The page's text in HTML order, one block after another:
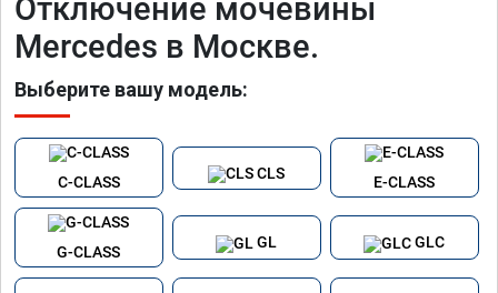
Отключение мочевины
Mercedes в Москве.
Выберите вашу модель:
C-CLASS
CLS
E-CLASS
G-CLASS
GL GLC